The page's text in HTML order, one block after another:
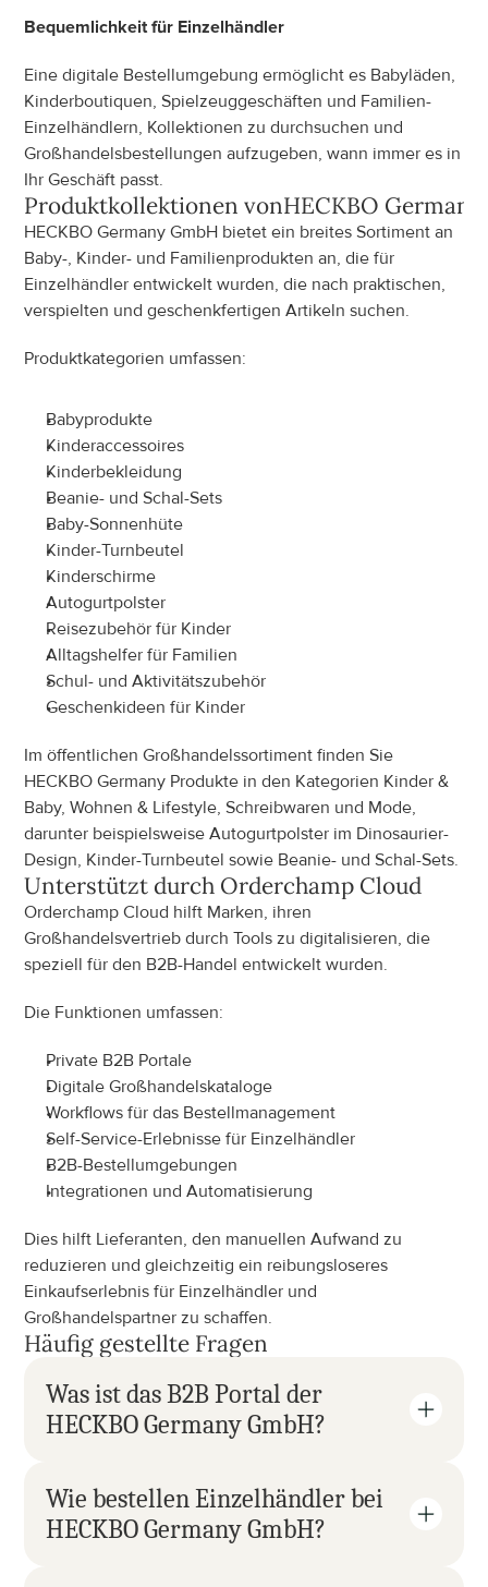
Bequemlichkeit für Einzelhändler
Eine digitale Bestellumgebung ermöglicht es Babyläden,
Kinderboutiquen, Spielzeuggeschäften und Familien-
Einzelhändlern, Kollektionen zu durchsuchen und
Großhandelsbestellungen aufzugeben, wann immer es in
Ihr Geschäft passt.
Produktkollektionen vonHECKBO
HECKBO Germany GmbH bietet ein breites Sortiment an
Baby-, Kinder- und Familienprodukten an, die für
Einzelhändler entwickelt wurden, die nach praktischen,
verspielten und geschenkfertigen Artikeln suchen.
Produktkategorien umfassen:
Babyprodukte
Kinderaccessoires
Kinderbekleidung
Beanie- und Schal-Sets
Baby-Sonnenhüte
Kinder-Turnbeutel
Kinderschirme
Autogurtpolster
Reisezubehör für Kinder
Alltagshelfer für Familien
Schul- und Aktivitätszubehör
Geschenkideen für Kinder
Im öffentlichen Großhandelssortiment finden Sie
HECKBO Germany Produkte in den Kategorien Kinder &
Baby, Wohnen & Lifestyle, Schreibwaren und Mode,
darunter beispielsweise Autogurtpolster im Dinosaurier-
Design, Kinder-Turnbeutel sowie Beanie- und Schal-Sets.
Unterstützt durch Orderchamp Cloud
Orderchamp Cloud hilft Marken, ihren
Großhandelsvertrieb durch Tools zu digitalisieren, die
speziell für den B2B-Handel entwickelt wurden.
Die Funktionen umfassen:
Private B2B Portale
Digitale Großhandelskataloge
Workflows für das Bestellmanagement
Self-Service-Erlebnisse für Einzelhändler
B2B-Bestellumgebungen
Integrationen und Automatisierung
Dies hilft Lieferanten, den manuellen Aufwand zu
reduzieren und gleichzeitig ein reibungsloseres
Einkaufserlebnis für Einzelhändler und
Großhandelspartner zu schaffen.
Häufig gestellte Fragen
Was ist das B2B Portal der
HECKBO Germany GmbH?
Wie bestellen Einzelhändler bei
HECKBO Germany GmbH?